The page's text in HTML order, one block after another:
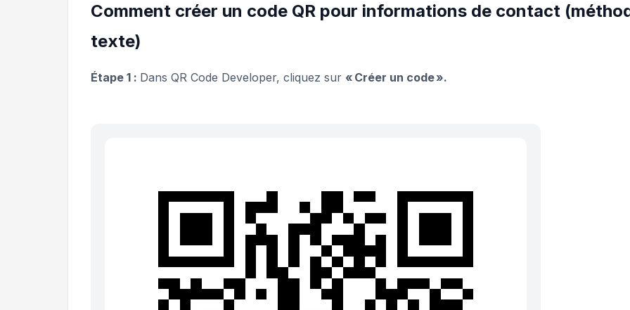
Comment créer un code QR pour informations de contact
texte)
Étape 1 : Dans QR Code Developer, cliquez sur « Créer un code ».